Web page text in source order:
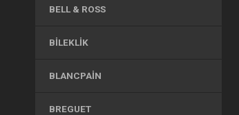
BELL & ROSS
BILEKLIK
BLANCPAIN
BREGUET